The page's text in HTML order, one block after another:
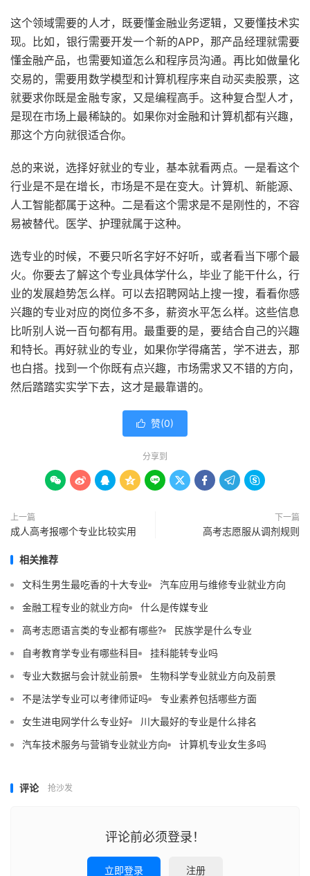
这个领域需要的人才，既要懂金融业务逻辑，又要懂技术实
现。比如，银行需要开发一个新的APP，那产品经理就需要
懂金融产品，也需要知道怎么和程序员沟通。再比如做量化
交易的，需要用数学模型和计算机程序来自动买卖股票，这
就要求你既是金融专家，又是编程高手。这种复合型人才，
是现在市场上最稀缺的。如果你对金融和计算机都有兴趣，
那这个方向就很适合你。
总的来说，选择好就业的专业，基本就看两点。一是看这个
行业是不是在增长，市场是不是在变大。计算机、新能源、
人工智能都属于这种。二是看这个需求是不是刚性的，不容
易被替代。医学、护理就属于这种。
选专业的时候，不要只听名字好不好听，或者看当下哪个最
火。你要去了解这个专业具体学什么，毕业了能干什么，行
业的发展趋势怎么样。可以去招聘网站上搜一搜，看看你感
兴趣的专业对应的岗位多不多，薪资水平怎么样。这些信息
比听别人说一百句都有用。最重要的是，要结合自己的兴趣
和特长。再好就业的专业，如果你学得痛苦，学不进去，那
也白搭。找到一个你既有点兴趣，市场需求又不错的方向，
然后踏踏实实学下去，这才是最靠谱的。
 赞(0)
分享到
        
上一篇
成人高考报哪个专业比较实用
下一篇
高考志愿服从调剂规则
相关推荐
文科生男生最吃香的十大专业
汽车应用与维修专业就业方向
金融工程专业的就业方向
什么是传媒专业
高考志愿语言类的专业都有哪些?
民族学是什么专业
自考教育学专业有哪些科目
挂科能转专业吗
专业大数据与会计就业前景
生物科学专业就业方向及前景
不是法学专业可以考律师证吗
专业素养包括哪些方面
女生进电网学什么专业好
川大最好的专业是什么排名
汽车技术服务与营销专业就业方向
计算机专业女生多吗
评论 抢沙发
评论前必须登录！
立即登录 注册